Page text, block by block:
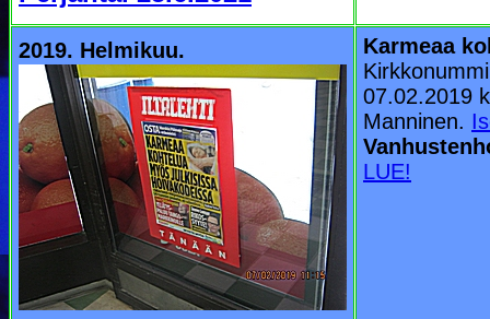
2019. Helmikuu.
Karmeaa
07.02.2019
Manninen.
LUE!